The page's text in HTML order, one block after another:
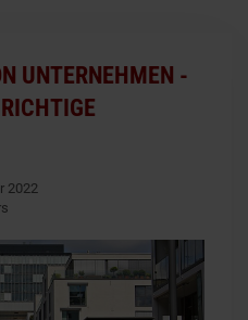
UNTERNEHMEN -
2022